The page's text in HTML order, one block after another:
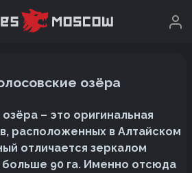
озёра
– это оригинальная
расположенных в Алтайском
отличается зеркалом
90 га. Именно отсюда